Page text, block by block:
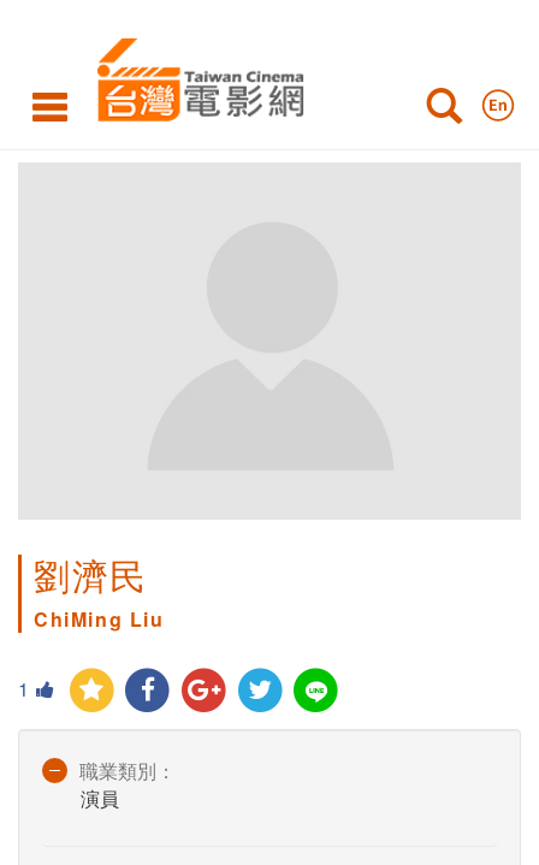
劉濟民
ChiMing Liu
1
職業類別：
演員